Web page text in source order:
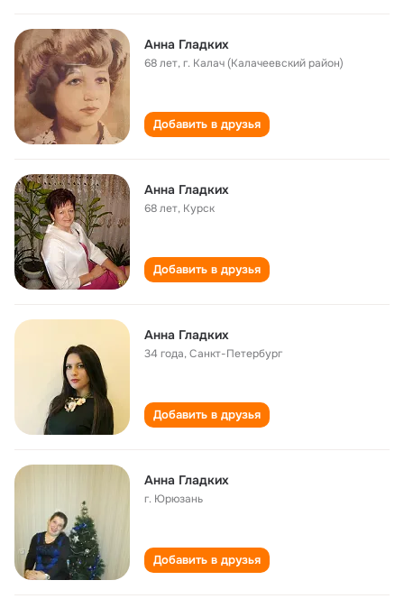
Анна Гладких
68 лет,г. Калач (Калачеевский район)
Добавить в друзья
Анна Гладких
68 лет, Курск
Добавить в друзья
Анна Гладких
34 года,Санкт-Петербург
Добавить в друзья
Анна Гладких
г. Юрюзань
Добавить в друзья